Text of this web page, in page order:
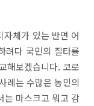
체가 있는 반면 어
려다 국민의 질타를
해보겠습니다. 코로
례는 수많은 농민의
는 마스크고 뭐고 감